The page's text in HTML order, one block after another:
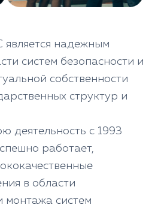
надежным
систем безопасности и
собственности
структур и
деятельность с 1993
работает,
в области
монтажа систем